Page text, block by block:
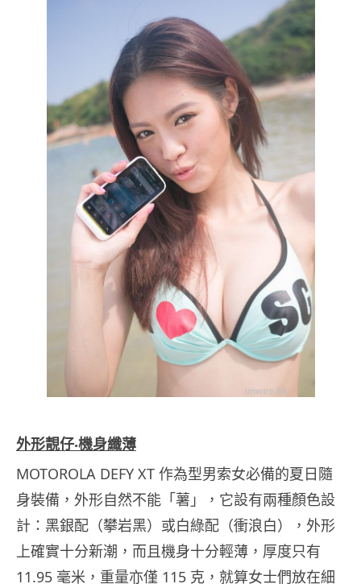
外形靚仔‧機身纖薄
MOTOROLA DEFY XT 作為型男索女必備的夏日隨
身裝備，外形自然不能「薯」，它設有兩種顏色設
計：黑銀配（攀岩黑）或白綠配（衝浪白），外形
上確實十分新潮，而且機身十分輕薄，厚度只有
11.95 毫米，重量亦僅 115 克，就算女士們放在細